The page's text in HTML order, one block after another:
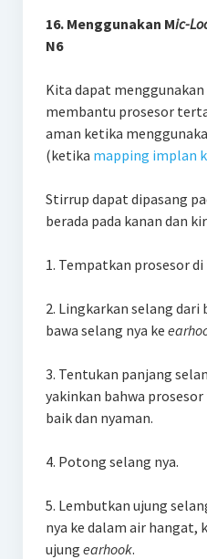
16. Menggunakan Mic-
N6
Kita dapat menggunakan
membantu prosesor
aman ketika
(ketika mapping implan
Stirrup dapat dipasang
berada pada kanan dan
1. Tempatkan prosesor
2. Lingkarkan selang dari
bawa selang nya ke
3. Tentukan panjang
yakinkan bahwa
baik dan nyaman.
4. Potong selang nya.
5. Lembutkan ujung
nya ke dalam air hangat,
ujung earhook.